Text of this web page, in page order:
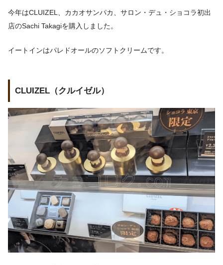
今年はCLUIZEL、カカオサンパカ、サロン・デュ・ショコラ初出
店のSachi Takagiを購入しました。
イートインはパレドオールのソフトクリームです。
CLUIZEL（クルイゼル）